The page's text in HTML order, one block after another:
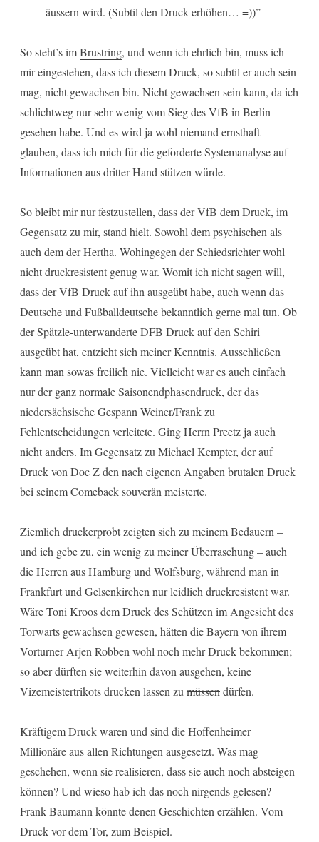
äussern wird. (Subtil den Druck erhöhen… =))”
So steht’s imBrustring, und wenn ich ehrlich bin, muss ich
mir eingestehen, dass ich diesem Druck, so subtil er auch sein
mag, nicht gewachsen bin. Nicht gewachsen sein kann, da ich
schlichtweg nur sehr wenig vom Sieg des VfB in Berlin
gesehen habe. Und es wird ja wohl niemand ernsthaft
glauben, dass ich mich für die geforderte Systemanalyse auf
Informationen aus dritter Hand stützen würde.
So bleibt mir nur festzustellen, dass der VfB dem Druck, im
Gegensatz zu mir, stand hielt. Sowohl dem psychischen als
auch dem der Hertha. Wohingegen der Schiedsrichter wohl
nicht druckresistent genug war. Womit ich nicht sagen will,
dass der VfB Druck auf ihn ausgeübt habe, auch wenn das
Deutsche und Fußballdeutsche bekanntlich gerne mal tun. Ob
der Spätzle-unterwanderte DFB Druck auf den Schiri
ausgeübt hat, entzieht sich meiner Kenntnis. Ausschließen
kann man sowas freilich nie. Vielleicht war es auch einfach
nur der ganz normale Saisonendphasendruck, der das
niedersächsische Gespann Weiner/Frank zu
Fehlentscheidungen verleitete. Ging Herrn Preetz ja auch
nicht anders. Im Gegensatz zu Michael Kempter, der auf
Druck von Doc Z den nach eigenen Angaben brutalen Druck
bei seinem Comeback souverän meisterte.
Ziemlich druckerprobt zeigten sich zu meinem Bedauern –
und ich gebe zu, ein wenig zu meiner Überraschung – auch
die Herren aus Hamburg und Wolfsburg, während man in
Frankfurt und Gelsenkirchen nur leidlich druckresistent war.
Wäre Toni Kroos dem Druck des Schützen im Angesicht des
Torwarts gewachsen gewesen, hätten die Bayern von ihrem
Vorturner Arjen Robben wohl noch mehr Druck bekommen;
so aber dürften sie weiterhin davon ausgehen, keine
Vizemeistertrikots drucken lassen zu müssendürfen.
Kräftigem Druck waren und sind die Hoffenheimer
Millionäre aus allen Richtungen ausgesetzt. Was mag
geschehen, wenn sie realisieren, dass sie auch noch absteigen
können? Und wieso hab ich das noch nirgends gelesen?
Frank Baumann könnte denen Geschichten erzählen. Vom
Druck vor dem Tor, zum Beispiel.